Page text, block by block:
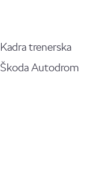
Kadra trenerska
Škoda Autodrom